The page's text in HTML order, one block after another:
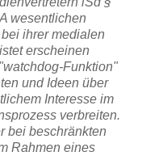
wesentlichen
ihrer medialen
erscheinen
Funktion"
und Ideen über
Interesse im
verbreiten.
bei beschränkten
Rahmen eines